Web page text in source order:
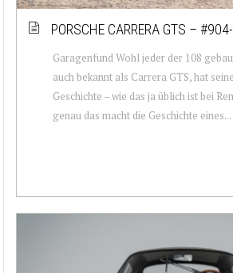
PORSCHE CARRERA GTS –
Garagenfund Wohl jeder der 108
auch bekannt als Carrera GTS, hat
Geschichte – wie das ja üblich ist bei
genau das macht die Geschichte eines...